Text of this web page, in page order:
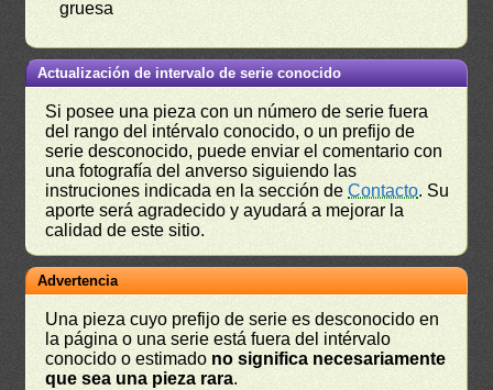
gruesa
Actualización de intervalo de serie conocido
Si posee una pieza con un número de serie fuera
del rango del intérvalo conocido, o un prefijo de
serie desconocido, puede enviar el comentario con
una fotografía del anverso siguiendo las
instruciones indicada en la sección deContacto. Su
aporte será agradecido y ayudará a mejorar la
calidad de este sitio.
Advertencia
Una pieza cuyo prefijo de serie es desconocido en
la página o una serie está fuera del intérvalo
conocido o estimado no significa necesariamente
que sea una pieza rara.